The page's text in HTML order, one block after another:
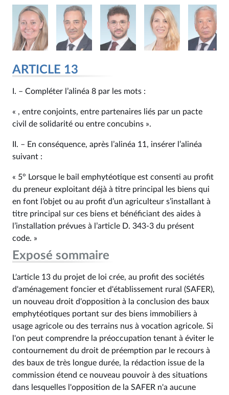
ARTICLE 13
I. – Compléter l’alinéa 8 par les mots :
« , entre conjoints, entre partenaires liés par un pacte
civil de solidarité ou entre concubins ».
II. – En conséquence, après l’alinéa 11, insérer l’alinéa
suivant :
« 5° Lorsque le bail emphytéotique est consenti au profit
du preneur exploitant déjà à titre principal les biens qui
en font l’objet ou au profit d’un agriculteur s’installant à
titre principal sur ces biens et bénéficiant des aides à
l’installation prévues à l’article D. 343‑3 du présent
code. »
Exposé sommaire
L'article 13 du projet de loi crée, au profit des sociétés
d'aménagement foncier et d'établissement rural (SAFER),
un nouveau droit d'opposition à la conclusion des baux
emphytéotiques portant sur des biens immobiliers à
usage agricole ou des terrains nus à vocation agricole. Si
l'on peut comprendre la préoccupation tenant à éviter le
contournement du droit de préemption par le recours à
des baux de très longue durée, la rédaction issue de la
commission étend ce nouveau pouvoir à des situations
dans lesquelles l'opposition de la SAFER n'a aucune